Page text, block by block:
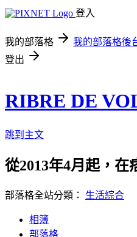
登入
我的部落格 我的部落格後
登出
RIBRE DE
跳到主文
從2013年4月起，在
部落格全站分類： 生活綜合
相簿
部落格